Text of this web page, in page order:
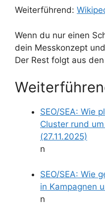
Weiterführend:
Wenn du nur einen
dein Messkonzept
Der Rest folgt aus
SEO/SEA: Wie
Cluster rund
(27.11.2025)
n
SEO/SEA: Wie
in Kampagnen
n